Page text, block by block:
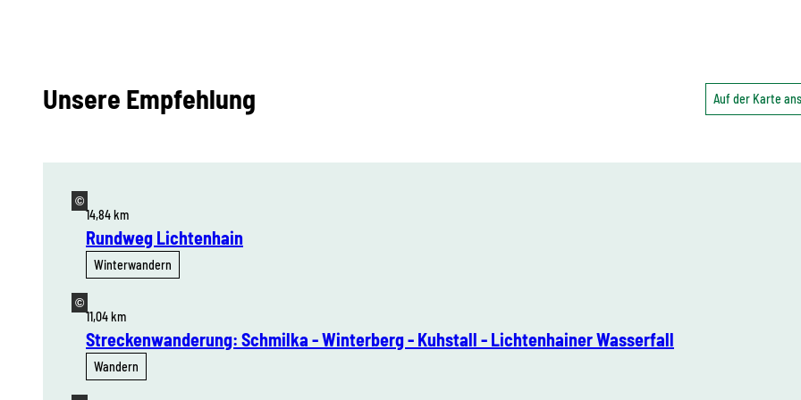
Unsere Empfehlung Auf der Karte
©
14,84 km
Rundweg Lichtenhain
Winterwandern
©
11,04 km
Streckenwanderung: Schmilka - Winterberg - Kuhstall - Lichtenhainer Wasserfall
Wandern